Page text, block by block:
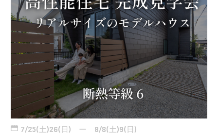
7/25(土)26(日) ー 8/8(土)9(日)